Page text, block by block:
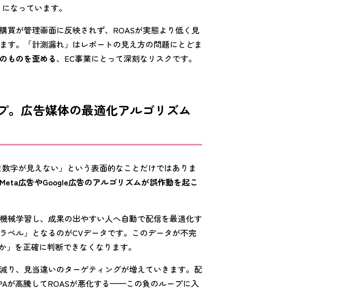
なっています。
買が管理画面に反映されず、ROASが実態より低く見
。「計測漏れ」はレポートの見え方の問題にとどま
ものを歪める、EC事業にとって深刻なリスクです。
。広告媒体の最適化アルゴリズム
字が見えない」という表面的なことだけではありま
広告やGoogle広告のアルゴリズムが誤作動を起こ
械学習し、成果の出やすい人へ自動で配信を最適化す
ベル」となるのがCVデータです。このデータが不完
を正確に判断できなくなります。
り、見当違いのターゲティングが増えていきます。配
が高騰してROASが悪化する——この負のループに入